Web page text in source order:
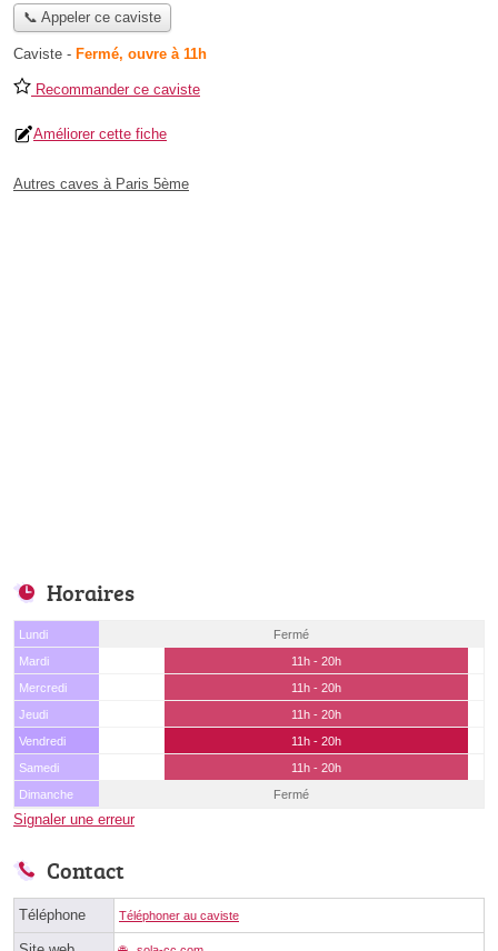
📞 Appeler ce caviste
Caviste - Fermé, ouvre à 11h
Recommander ce caviste
Améliorer cette fiche
Autres caves à Paris 5ème
Horaires
Lundi
Fermé
Mardi
11h - 20h
Mercredi
11h - 20h
Jeudi
11h - 20h
Vendredi
11h - 20h
Samedi
11h - 20h
Dimanche
Fermé
Signaler une erreur
Contact
Téléphone Téléphoner au caviste